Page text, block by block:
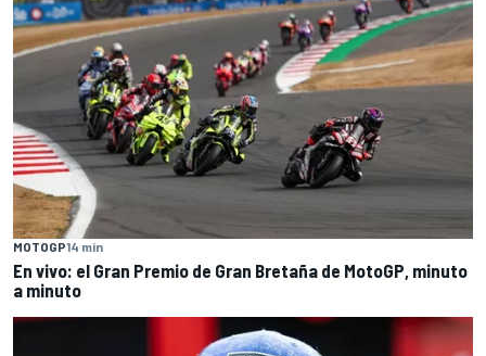
MOTOGP14 min
En vivo: el Gran Premio de Gran Bretaña de MotoGP, minuto
a minuto